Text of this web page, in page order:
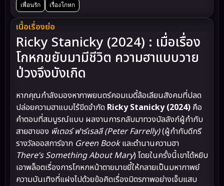
เพื่อนรัก
เรื่องโกหก
เนื้อเรื่องย่อ
Ricky Stanicky (2024) : เมื่อเรื่อง
โกหกขยับมามีชีวิต ความฮาแบบวาย
ป่วงจึงบังเกิด
หากคุณกำลังมองหาภาพยนตร์คอมเมดี้ล้อเลียนสังคมที่ปลด
ปล่อยความฮาแบบไร้ขีดจำกัด Ricky Stanicky (2024) คือ
คำตอบที่สมบูรณ์แบบ ผลงานการกลับมาทวงบัลลังก์ผู้กำกับ
สายฮาของ พีเตอร์ ฟาร์เรลลี (Peter Farrelly)(ผู้กำกับดีกรี
รางวัลออสการ์จาก Green Bookและตํานานความฮา
There’s Something About Mary) โดยในครั้งนี้เขาได้หยิบ
เอาพล็อตเรื่องการโกหกหน้าตายมาขยี้ให้กลายเป็นมหากาพย์
ความบันเทิงที่แฝงไปด้วยข้อคิดเรื่องมิตรภาพอย่างเจ็บแสบ